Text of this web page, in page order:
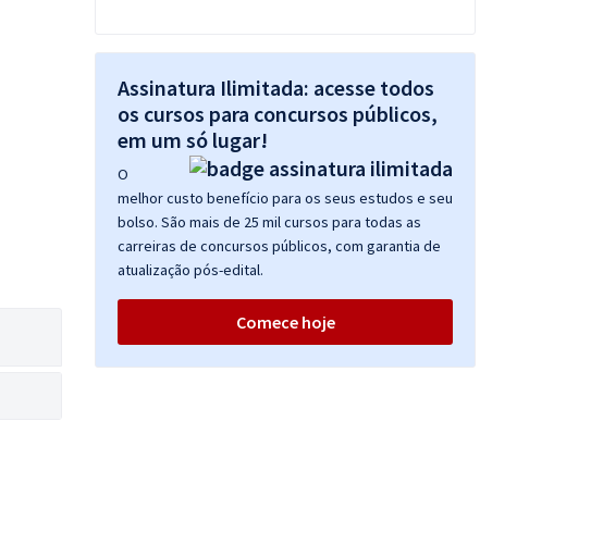
Assinatura Ilimitada: acesse todos
os cursos para concursos públicos,
em um só lugar!
O
melhor custo benefício para os seus estudos e seu
bolso. São mais de 25 mil cursos para todas as
carreiras de concursos públicos, com garantia de
atualização pós-edital.
Comece hoje